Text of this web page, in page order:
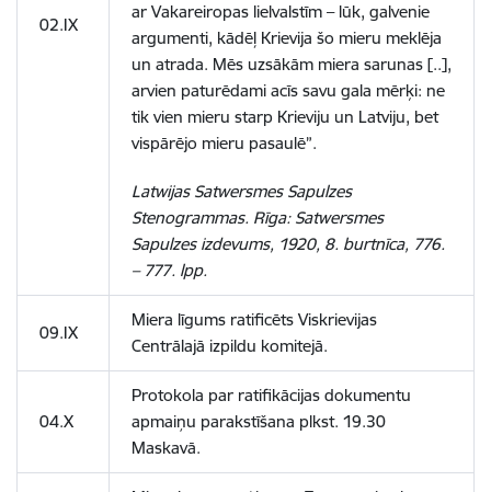
02.IX
ar Vakareiropas lielvalstīm – lūk, galvenie
argumenti, kādēļ Krievija šo mieru meklēja
un atrada. Mēs uzsākām miera sarunas [..],
arvien paturēdami acīs savu gala mērķi: ne
tik vien mieru starp Krieviju un Latviju, bet
vispārējo mieru pasaulē”.
Latwijas Satwersmes Sapulzes
Stenogrammas. Rīga: Satwersmes
Sapulzes izdevums, 1920, 8. burtnīca, 776.
– 777. lpp.
09.IX
Miera līgums ratificēts Viskrievijas
Centrālajā izpildu komitejā.
04.X
Protokola par ratifikācijas dokumentu
apmaiņu parakstīšana plkst. 19.30
Maskavā.